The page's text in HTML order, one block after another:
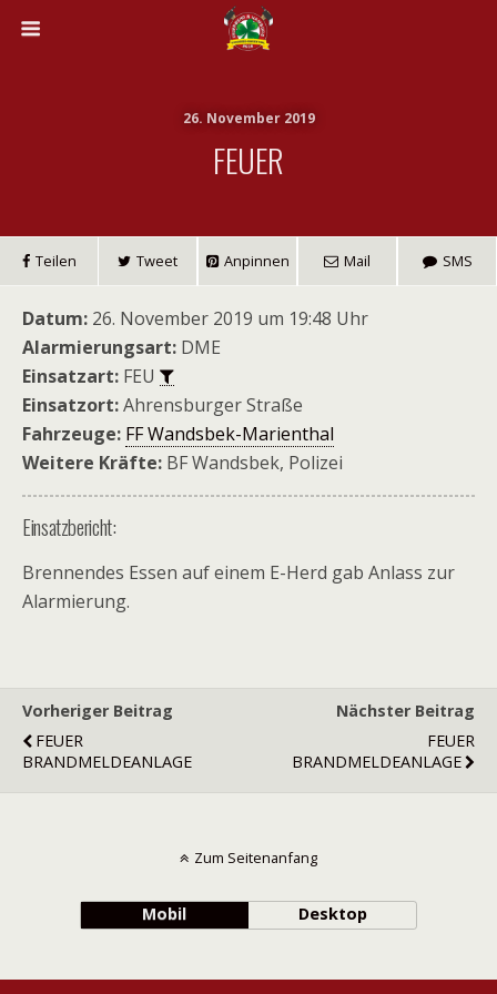
26. November 2019
FEUER
Teilen Tweet Anpinnen Mail SMS
Datum: 26. November 2019 um 19:48 Uhr
Alarmierungsart: DME
Einsatzart: FEU
Einsatzort:Ahrensburger Straße
Fahrzeuge: FF Wandsbek-Marienthal
Weitere Kräfte: BF Wandsbek, Polizei
Einsatzbericht:
Brennendes Essen auf einem E-Herd gab Anlass zur
Alarmierung.
Vorheriger Beitrag
FEUER
BRANDMELDEANLAGE
Nächster Beitrag
FEUER
BRANDMELDEANLAGE
Zum Seitenanfang
Mobil Desktop